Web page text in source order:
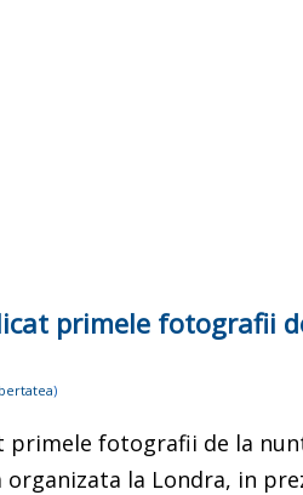
primele fotografii
)
primele fotografii de la
organizata la Londra, in